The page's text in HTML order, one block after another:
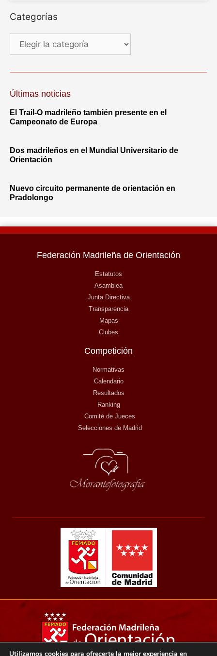
Categorías
Últimas noticias
El Trail-O madrileño también presente en el
Campeonato de Europa
Dos madrileños en el Mundial Universitario de
Orientación
Nuevo circuito permanente de orientación en
Pradolongo
Federación Madrileña de Orientación
Estatutos
Asamblea
Junta Directiva
Transparencia
Mapas
Clubes
Competición
Normativas
Calendario
Resultados
Ranking
Comité de Jueces
Selecciones de Madrid
Utilizamos cookies para ofrecerte la mejor experiencia en